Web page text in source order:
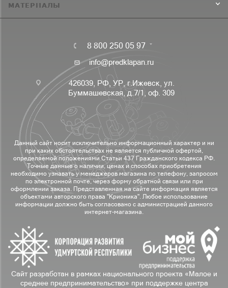
МАТЕРИАЛЫ
8 800 250 05 97
info@predklapan.ru
426039, РФ, УР, г.Ижевск, ул.
Буммашевская, д.7/1, оф. 309
Данный сайт носит исключительно информационный характер и ни
при каких обстоятельствах не является публичной офертой,
определяемой положениями Статьи 437 Гражданского кодекса РФ.
Точные данные о наличии, ценах и способах приобретения
необходимо узнавать у менеджеров магазина по телефону, запросом
по электронной почте, через форму обратной связи или при
оформлении заказа. Представленная на сайте информация является
объектами авторского права "Крионика". Любое использование
информации должно быть согласовано с администрацией данного
интернет-магазина.
Сайт разработан в рамках национального проекта «Малое и
среднее предпринимательство» при поддержке центра